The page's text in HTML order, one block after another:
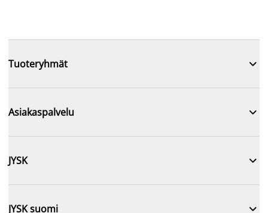
Tuoteryhmät 
Asiakaspalvelu 
JYSK 
JYSK suomi 